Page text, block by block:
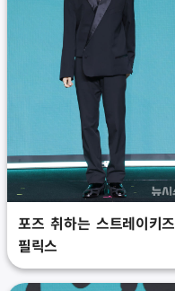
포즈 취하는 스트레이키즈
필릭스